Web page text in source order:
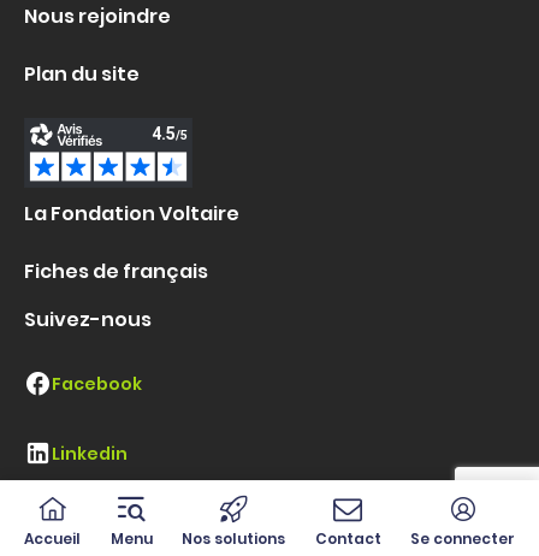
Accueil Menu Nos solutions Contact Se connecter
Nous rejoindre
Plan du site
La Fondation Voltaire
Fiches de français
Suivez-nous
Facebook
Linkedin
Instagram